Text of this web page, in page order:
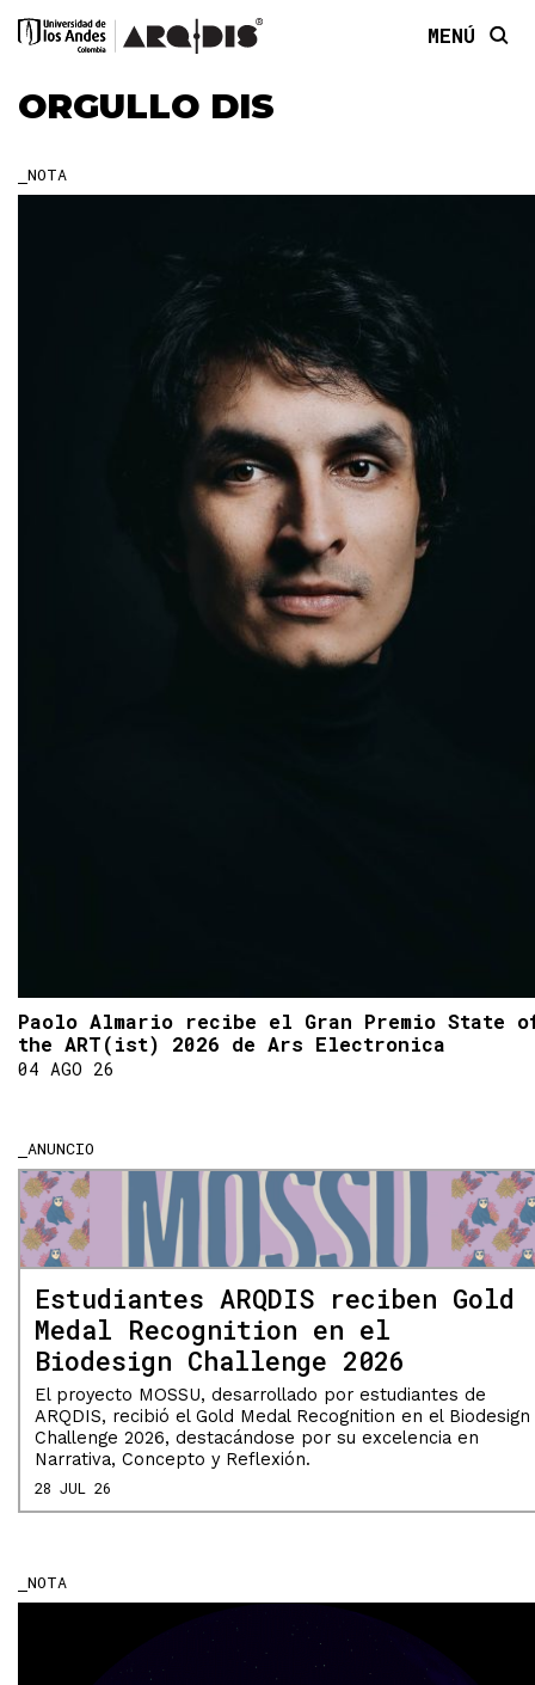
MENÚ
ORGULLO DIS
NOTA
Paolo Almario recibe el Gran Premio State
the ART(ist) 2026 de Ars Electronica
04 AGO 26
ANUNCIO
Estudiantes ARQDIS reciben Gold
Medal Recognition en el
Biodesign Challenge 2026
El proyecto MOSSU, desarrollado por estudiantes de
ARQDIS, recibió el Gold Medal Recognition en el Biodesign
Challenge 2026, destacándose por su excelencia en
Narrativa, Concepto y Reflexión.
28 JUL 26
NOTA